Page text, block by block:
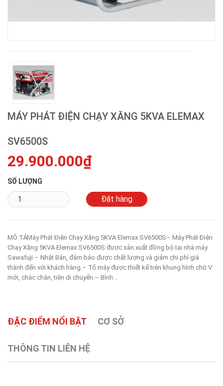
MÁY PHÁT ĐIỆN CHẠY XĂNG 5KVA ELEMAX
SV6500S
29.900.000₫
SỐ LƯỢNG
MÔ TẢMáy Phát Điện Chạy Xăng 5KVA Elemax SV6500S– Máy Phát Điện
Chạy Xăng 5KVA Elemax SV6500S được sản xuất đồng bộ tại nhà máy
Sawafuji – Nhật Bản, đảm bảo được chất lượng và giảm chi phí giá
thành đến với khách hàng.– Tổ máy được thiết kế trên khung hình chữ V
mới, chắc chắn, tiện di chuyển.– Bình...
ĐẶC ĐIỂM NỔI BẬT CƠ SỞ
THÔNG TIN LIÊN HỆ